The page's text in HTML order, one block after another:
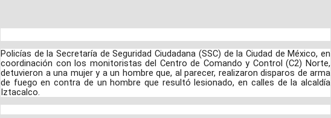
Policías de la Secretaría de Seguridad Ciudadana (SSC) de la Ciudad de México, en
coordinación con los monitoristas del Centro de Comando y Control (C2) Norte,
detuvieron a una mujer y a un hombre que, al parecer, realizaron disparos de arma
de fuego en contra de un hombre que resultó lesionado, en calles de la alcaldía
Iztacalco.